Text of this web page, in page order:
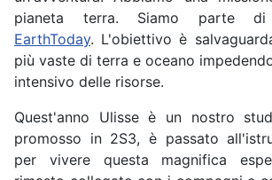
pianeta terra. Siamo parte
EarthToday. L'obiettivo è
più vaste di terra e oceano
intensivo delle risorse.
Quest'anno Ulisse è un nostro
promosso in 2S3, è passato
per vivere questa magnifica